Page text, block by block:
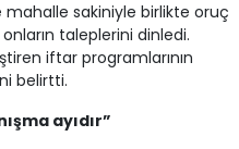
mahalle sakiniyle birlikte oruç
taleplerini dinledi.
iftar programlarının
belirtti.
ayıdır”